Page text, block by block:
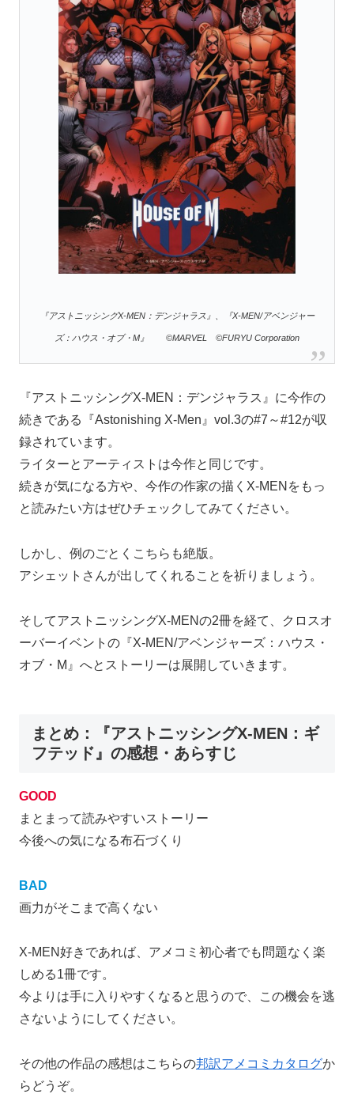
『アストニッシングX-MEN：デンジャラス』、『X-MEN/アベンジャー
ズ：ハウス・オブ・M』 ©MARVEL ©FURYU Corporation
『アストニッシングX-MEN：デンジャラス』に今作の
続きである『Astonishing X-Men』vol.3の#7～#12が収
録されています。
ライターとアーティストは今作と同じです。
続きが気になる方や、今作の作家の描くX-MENをもっ
と読みたい方はぜひチェックしてみてください。
しかし、例のごとくこちらも絶版。
アシェットさんが出してくれることを祈りましょう。
そしてアストニッシングX-MENの2冊を経て、クロスオ
ーバーイベントの『X-MEN/アベンジャーズ：ハウス・
オブ・M』へとストーリーは展開していきます。
まとめ：『アストニッシングX-MEN：ギ
フテッド』の感想・あらすじ
GOOD
まとまって読みやすいストーリー
今後への気になる布石づくり
BAD
画力がそこまで高くない
X-MEN好きであれば、アメコミ初心者でも問題なく楽
しめる1冊です。
今よりは手に入りやすくなると思うので、この機会を逃
さないようにしてください。
その他の作品の感想はこちらの邦訳アメコミカタログか
らどうぞ。